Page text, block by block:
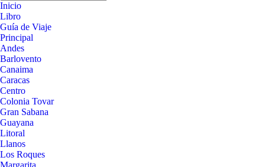
Inicio
Libro
Guía de Viaje
Principal
Andes
Barlovento
Canaima
Caracas
Centro
Colonia Tovar
Gran Sabana
Guayana
Litoral
Llanos
Los Roques
Margarita